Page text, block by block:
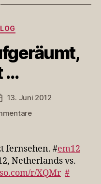
…
13. Juni 2012
zu
aufgeräumt,
jetzt
…
fernsehen. #em12
Netherlands vs.
r/XQMr #